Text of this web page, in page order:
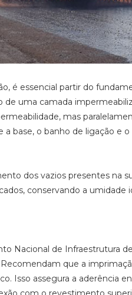
é essencial partir do
uma camada
mas
a base, o banho de ligação e
dos vazios presentes na
conservando a
Nacional de Infraestrutura
que a
Isso assegura a aderência